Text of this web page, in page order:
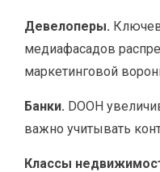
Девелоперы.
медиафасадов
маркетинговой
Банки. DOOH
важно учитывать
Классы